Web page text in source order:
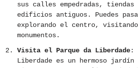
sus calles empedradas,
edificios antiguos. Puedes
explorando el centro,
monumentos.
Visita el Parque da Liberdade:
Liberdade es un hermoso